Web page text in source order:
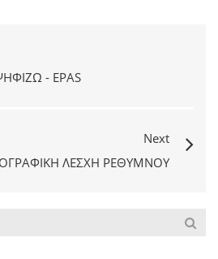
- EPAS
Next
ΛΈΣΧΗ ΡΕΘΎΜΝΟΥ